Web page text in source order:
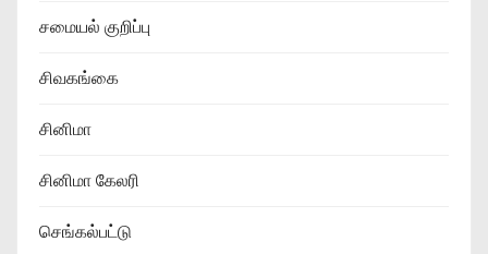
சமையல் குறிப்பு
சிவகங்கை
சினிமா
சினிமா கேலரி
செங்கல்பட்டு